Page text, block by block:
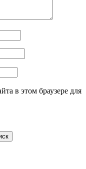
в этом браузере для